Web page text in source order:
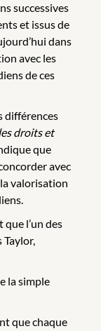
successives
et issus de
dans
avec les
de ces
différences
droits et
que
avec
valorisation
l’un des
Taylor,
la simple
que chaque